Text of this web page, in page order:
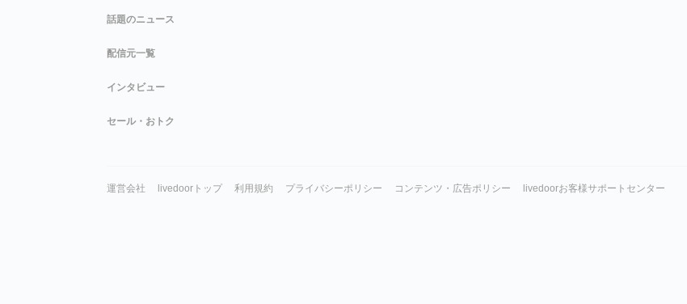
話題のニュース
配信元一覧
インタビュー
セール・おトク
運営会社 livedoorトップ 利用規約 プライバシーポリシー コンテンツ・広告ポリシー livedoorお客様サポートセンター